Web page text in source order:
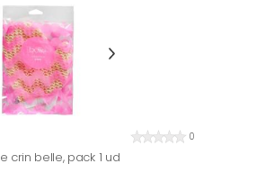
0
crin belle, pack 1 ud